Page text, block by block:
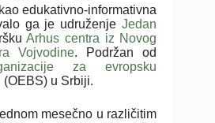
edukativno-informativna
ga je udruženjeJedan
Arhus centra iz Novog
Vojvodine. Podržan od
za evropsku
(OEBS) u Srbiji.
mesečno u različitim